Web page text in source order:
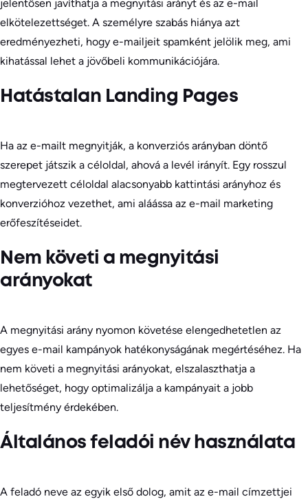
jelentősen javíthatja a megnyitási arányt és az e-mail
elkötelezettséget. A személyre szabás hiánya azt
eredményezheti, hogy e-mailjeit spamként jelölik meg, ami
kihatással lehet a jövőbeli kommunikációjára.
Hatástalan Landing Pages
Ha az e-mailt megnyitják, a konverziós arányban döntő
szerepet játszik a céloldal, ahová a levél irányít. Egy rosszul
megtervezett céloldal alacsonyabb kattintási arányhoz és
konverzióhoz vezethet, ami aláássa az e-mail marketing
erőfeszítéseidet.
Nem követi a megnyitási
arányokat
A megnyitási arány nyomon követése elengedhetetlen az
egyes e-mail kampányok hatékonyságának megértéséhez. Ha
nem követi a megnyitási arányokat, elszalaszthatja a
lehetőséget, hogy optimalizálja a kampányait a jobb
teljesítmény érdekében.
Általános feladói név használata
A feladó neve az egyik első dolog, amit az e-mail címzettjei